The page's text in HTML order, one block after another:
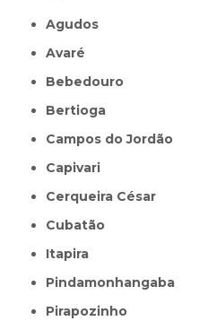
Agudos
Avaré
Bebedouro
Bertioga
Campos do Jordão
Capivari
Cerqueira César
Cubatão
Itapira
Pindamonhangaba
Pirapozinho